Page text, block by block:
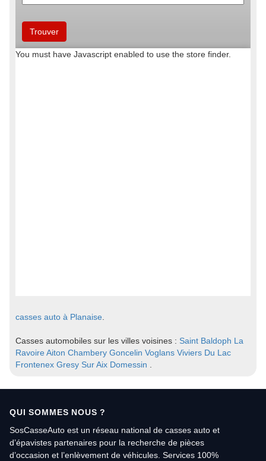
casses auto à Planaise
Casses automobiles sur les villes voisines : Saint Baldoph La
Ravoire Aiton Chambery Goncelin Voglans Viviers Du Lac
Frontenex Gresy Sur Aix Domessin
QUI SOMMES NOUS ?
SosCasseAuto est un réseau national de casses auto et
d’épavistes partenaires pour la recherche de pièces
d’occasion et l’enlèvement de véhicules. Services 100%